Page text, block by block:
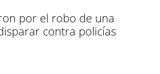
por el robo de una
contra policías